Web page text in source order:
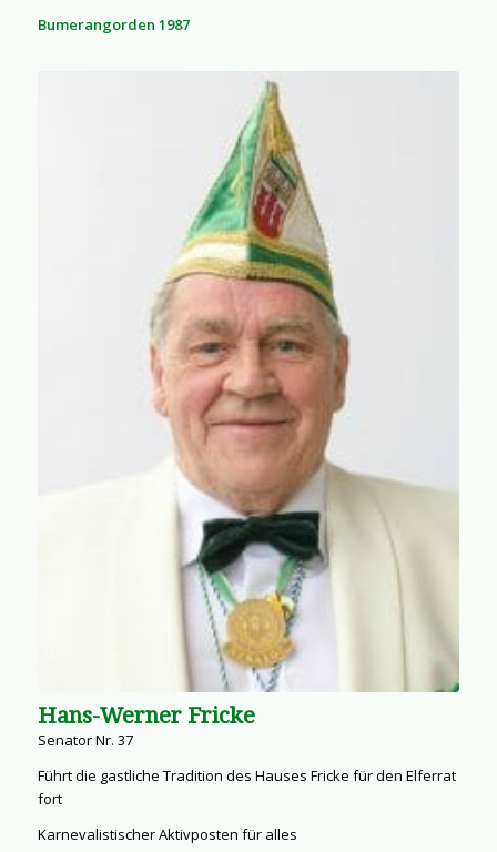
Bumerangorden 1987
Hans-Werner Fricke
Senator Nr. 37
Führt die gastliche Tradition des Hauses Fricke für den Elferrat
fort
Karnevalistischer Aktivposten für alles